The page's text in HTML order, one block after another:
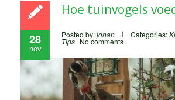
28
nov
Hoe tuinvogels
Posted by:johan Categories:
Tips No comments